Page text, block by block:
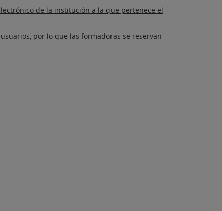
de la institución a la que pertenece el
por lo que las formadoras se reservan